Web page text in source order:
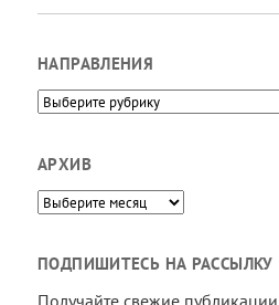
НАПРАВЛЕНИЯ
Направления
АРХИВ
Архив
ПОДПИШИТЕСЬ НА РАССЫЛКУ